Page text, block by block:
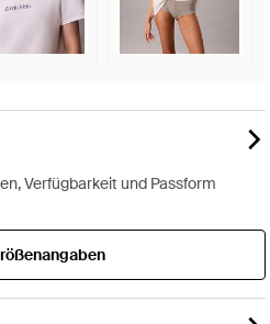
Verfügbarkeit und Passform